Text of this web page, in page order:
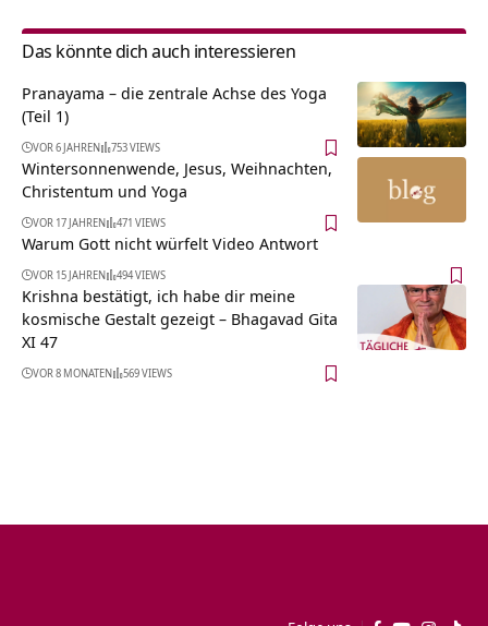
Das könnte dich auch interessieren
Pranayama – die zentrale Achse des Yoga
(Teil 1)
VOR 6 JAHREN 753 VIEWS
Wintersonnenwende, Jesus, Weihnachten,
Christentum und Yoga
VOR 17 JAHREN 471 VIEWS
Warum Gott nicht würfelt Video Antwort
VOR 15 JAHREN 494 VIEWS
Krishna bestätigt, ich habe dir meine
kosmische Gestalt gezeigt – Bhagavad Gita
XI 47
VOR 8 MONATEN 569 VIEWS